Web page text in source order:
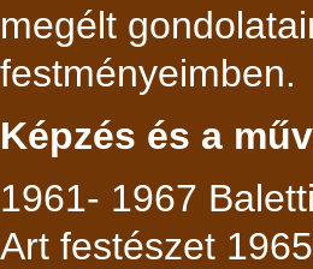
megélt
festményeimben.
Képzés és a
1961- 1967
Art festészet